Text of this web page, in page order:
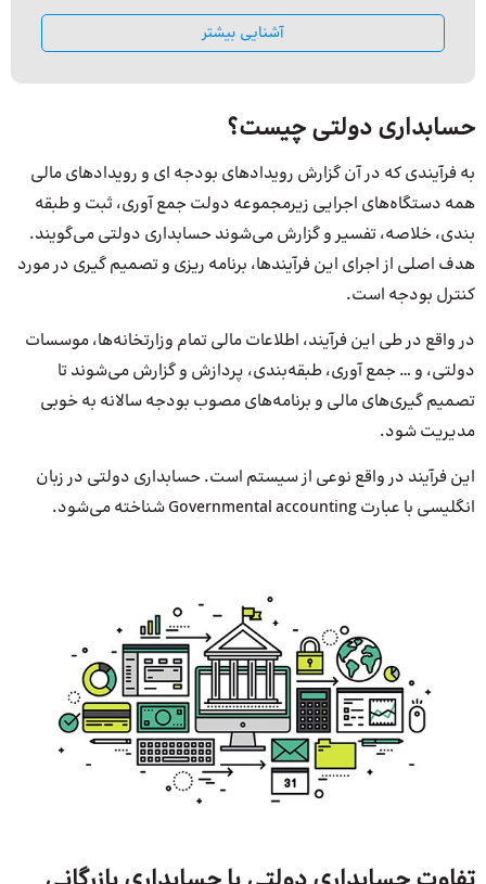
آشنایی بیشتر
حسابداری دولتی چیست؟
به فرآیندی که در آن گزارش رویدادهای بودجه ای و رویدادهای مالی
همه دستگاه‌های اجرایی زیرمجموعه دولت جمع آوری، ثبت و طبقه
بندی، خلاصه، تفسیر و گزارش می‌شوند حسابداری دولتی می‌گویند.
هدف اصلی از اجرای این فرآیندها، برنامه ریزی و تصمیم گیری در مورد
کنترل بودجه است.
در واقع در طی این فرآیند، اطلاعات مالی تمام وزارتخانه‌ها، موسسات
دولتی، و … جمع آوری، طبقه‌بندی، پردازش و گزارش می‌شوند تا
تصمیم گیری‌های مالی و برنامه‌های مصوب بودجه سالانه به خوبی
مدیریت شود.
این فرآیند در واقع نوعی از سیستم است. حسابداری دولتی در زبان
انگلیسی با عبارت Governmental accounting شناخته می‌شود.